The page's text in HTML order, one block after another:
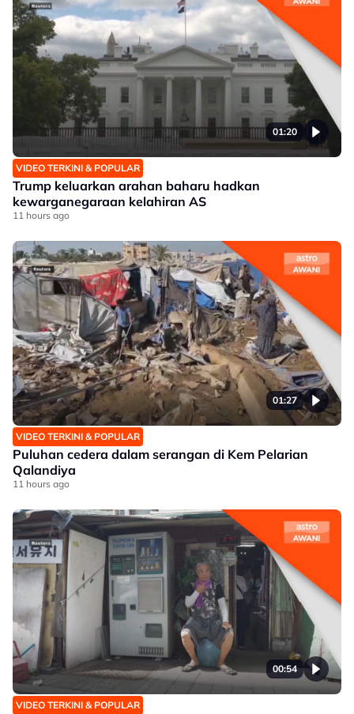
01:20
VIDEO TERKINI & POPULAR
Trump keluarkan arahan baharu hadkan
kewarganegaraan kelahiran AS
11 hours ago
01:27
VIDEO TERKINI & POPULAR
Puluhan cedera dalam serangan di Kem Pelarian
Qalandiya
11 hours ago
00:54
VIDEO TERKINI & POPULAR